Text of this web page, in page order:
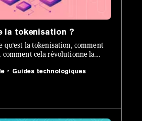
la tokenisation ?
qu'est la tokenisation, comment
comment cela révolutionne la
Guides technologiques